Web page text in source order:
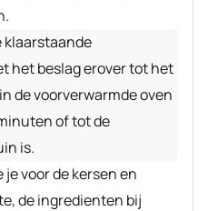
klaarstaande
het beslag erover tot het
de voorverwarmde oven
of tot de
is.
voor de kersen en
de ingredienten bij